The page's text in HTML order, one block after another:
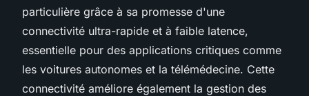
particulière grâce à sa promesse d'une
connectivité ultra-rapide et à faible latence,
essentielle pour des applications critiques comme
les voitures autonomes et la télémédecine. Cette
connectivité améliore également la gestion des